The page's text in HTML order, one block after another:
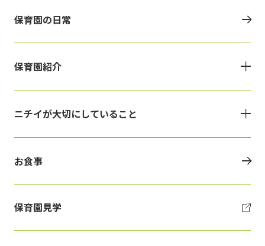
保育園の日常
保育園紹介
ニチイが大切にしていること
お食事
保育園見学